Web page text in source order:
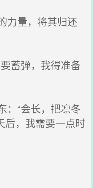
力量，将其归还
蓄弹，我得准备
“会长，把凛冬
后，我需要一点时